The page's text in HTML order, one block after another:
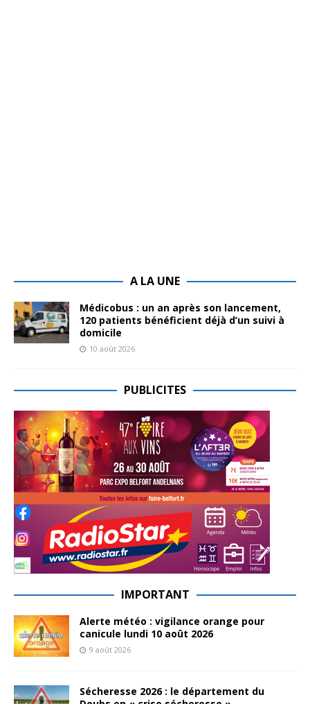
A LA UNE
Médicobus : un an après son lancement,
120 patients bénéficient déjà d’un suivi à
domicile
10 août 2026
PUBLICITES
IMPORTANT
Alerte météo : vigilance orange pour
canicule lundi 10 août 2026
9 août 2026
Sécheresse 2026 : le département du